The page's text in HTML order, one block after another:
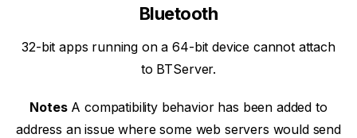
Bluetooth
32-bit apps running on a 64-bit device cannot attach
to BTServer.
NotesA compatibility behavior has been added to
address an issue where some web servers would send